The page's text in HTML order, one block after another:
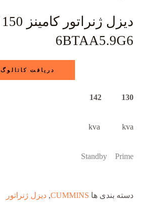
6BTAA5.9G6
دریافت کاتالوگ
130 142
kva kva
Standby Prime
دسته بندی ها CUMMINS
, دیزل ژنراتور